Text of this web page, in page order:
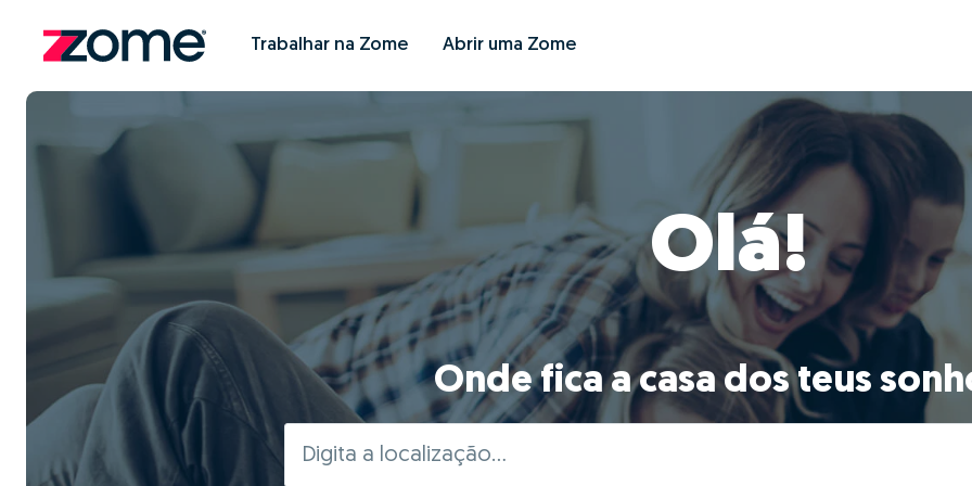
Trabalhar na Zome Abrir uma Zome
Olá!
Onde fica a casa dos teus